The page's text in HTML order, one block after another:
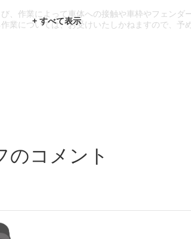
、作業によって車体への接触や車枠やフェンダ
業については、お受けいたしかねますので、予
のコメント